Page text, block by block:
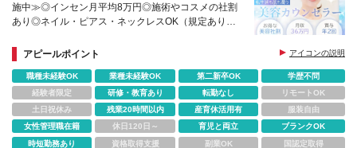
施中≫◎インセン月平均8万円◎施術やコスメの社割
あり◎ネイル・ピアス・ネックレスOK（規定あり）
＆復帰率98％
アピールポイント アイコンの説明
職種未経験OK 業種未経験OK 第二新卒OK
学歴不問
経験者限定
研修・教育あり 転勤なし
リモートOK
土日祝休み
残業20時間以内 産育休活用有
服装自由
女性管理職在籍
休日120日～ 育児と両立
ブランクOK
時短勤務あり
資格取得支援 副業OK 国認定取得